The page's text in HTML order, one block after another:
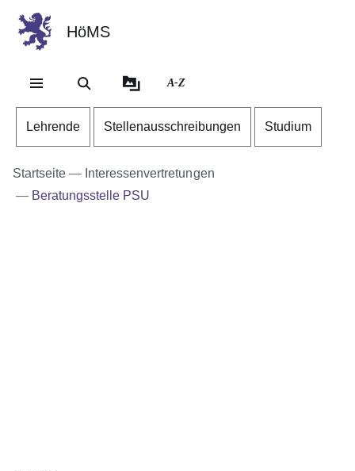
HöMS
A-Z
Lehrende Stellenausschreibungen Studium
Startseite
Interessenvertretungen
Beratungsstelle PSU